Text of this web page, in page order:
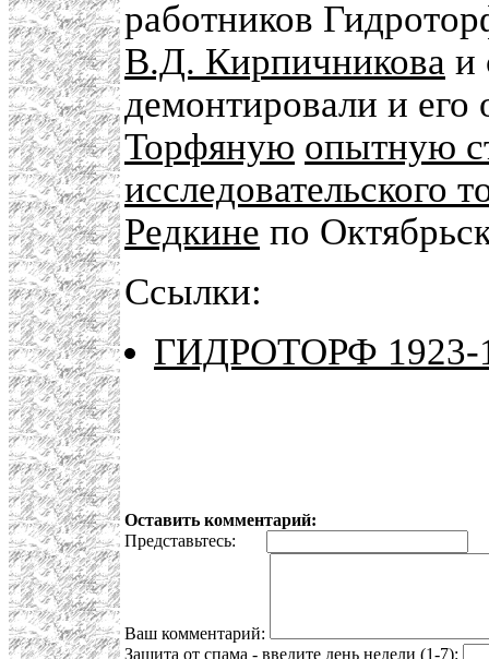
работников
В.Д. Кирпичникова и
демонтировали и его
Торфяную опытную
исследовательского
Редкине по
Ссылки:
ГИДРОТОРФ 1923-
Оставить комментарий:
Представьтесь:
Ваш комментарий:
Защита от спама - введите день недели (1-7):